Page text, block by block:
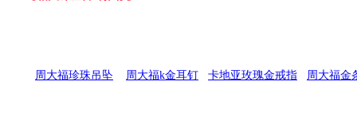
周大福珍珠吊坠 周大福k金耳钉 卡地亚玫瑰金戒指 周大福金